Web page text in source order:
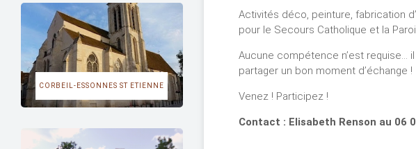
Activités déco, peinture, fabrication
pour le Secours Catholique et la
Aucune compétence n’est requise...
partager un bon moment d’échange !
Venez ! Participez !
Contact : Elisabeth Renson au 06
CORBEIL-ESSONNES ST ETIENNE